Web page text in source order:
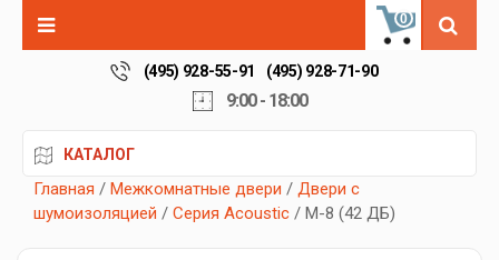
0
(495) 928-55-91 (495) 928-71-90
9:00 - 18:00
КАТАЛОГ
Главная / Межкомнатные двери / Двери с
шумоизоляцией / Серия Acoustic / М-8 (42 ДБ)